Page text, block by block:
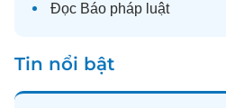
Đọc Báo pháp luật
Tin nổi bật